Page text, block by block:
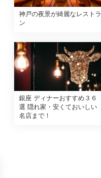
神戸の夜景が綺麗なレストラ
ン
銀座 ディナーおすすめ３６
選 隠れ家・安くておいしい
名店まで！